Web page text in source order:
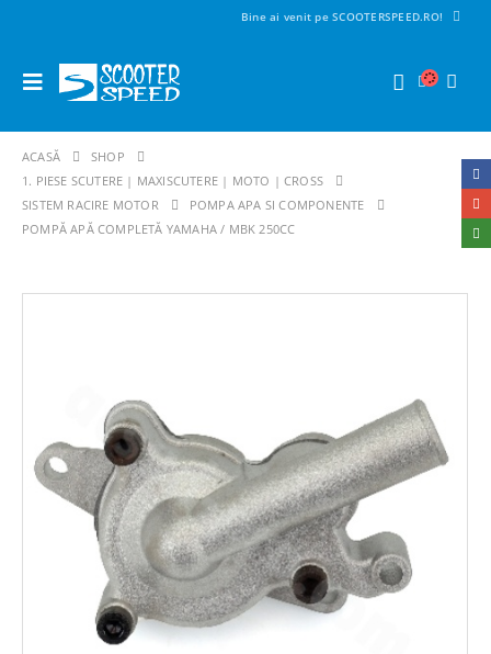
Bine ai venit pe SCOOTERSPEED.RO!
ACASĂ
SHOP
1. PIESE SCUTERE | MAXISCUTERE | MOTO | CROSS
SISTEM RACIRE MOTOR
POMPA APA SI COMPONENTE
POMPĂ APĂ COMPLETĂ YAMAHA / MBK 250CC